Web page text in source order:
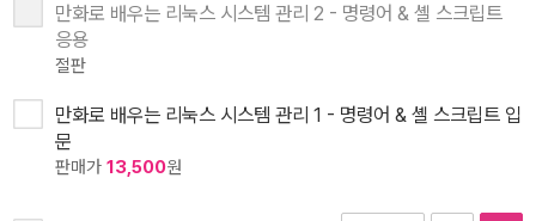
만화로 배우는 리눅스 시스템 관리 2 - 명령어 & 셸 스크립트
응용
절판
만화로 배우는 리눅스 시스템 관리 1 - 명령어 & 셸 스크립트 입
문
판매가 13,500원